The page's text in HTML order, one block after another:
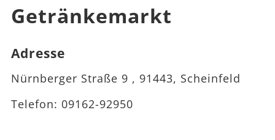
Getränkemarkt
Adresse
Nürnberger Straße 9 , 91443, Scheinfeld
Telefon: 09162-92950